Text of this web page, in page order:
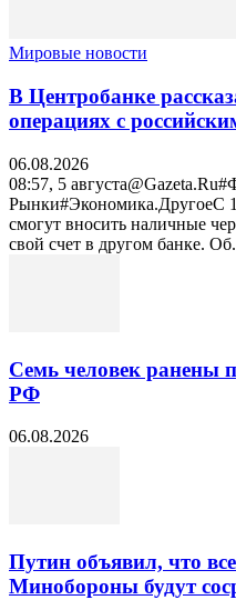
Мировые новости
В Центробанке
операциях с
06.08.2026
08:57, 5
Рынки#Экономика.ДругоеС 1
смогут вносить наличные
свой счет в другом банке.
Семь человек ранены
РФ
06.08.2026
Путин объявил, что
Минобороны будут